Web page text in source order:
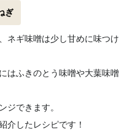
ぎ
ネギ味噌は少し甘めに味つけ
はふきのとう味噌や大葉味噌
ジできます。
介したレシピです！